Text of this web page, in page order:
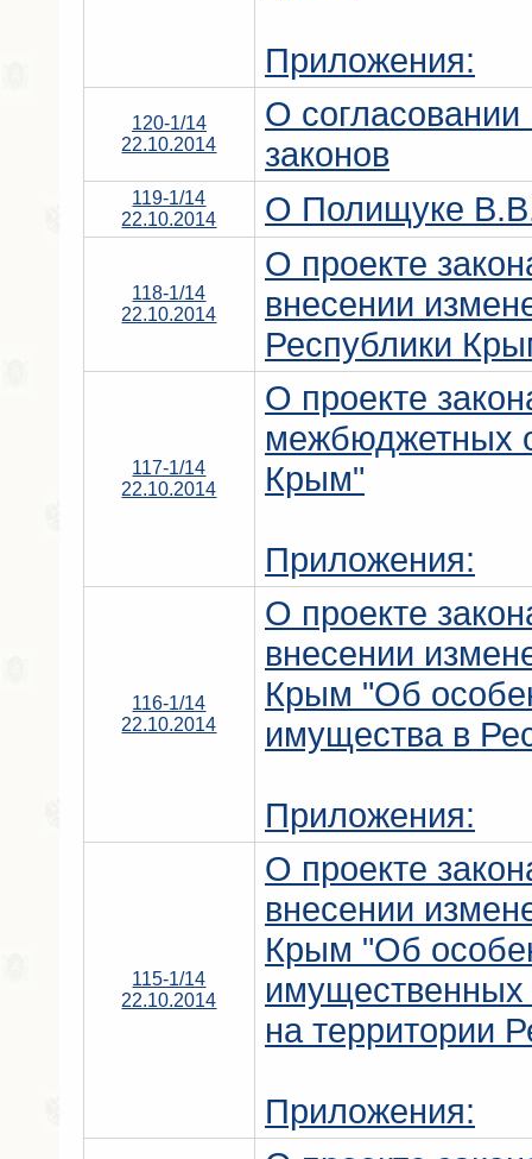
Приложения:
120-1/14
22.10.2014
О
законов
119-1/14
22.10.2014
О Полищуке
118-1/14
22.10.2014
О проекте
внесении
Республики
117-1/14
22.10.2014
О проекте
межбюджетных
Крым"
Приложения:
116-1/14
22.10.2014
О проекте
внесении
Крым "Об
имущества в
Приложения:
115-1/14
22.10.2014
О проекте
внесении
Крым "Об
на территории
Приложения: